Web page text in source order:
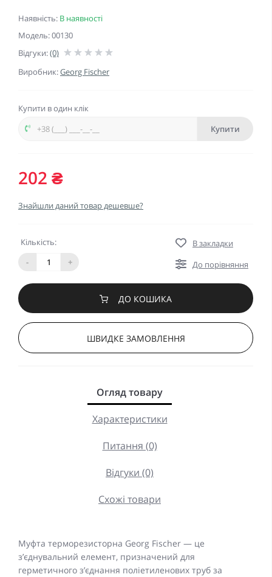
Наявність: В наявності
Модель: 00130
Відгуки:(0)
Виробник:Georg Fischer
Купити в один клік
Купити
202 ₴
Знайшли даний товар дешевше?
Кількість:
-
+
В закладки
До порівняння
ДО КОШИКА
ШВИДКЕ ЗАМОВЛЕННЯ
Огляд товару
Характеристики
Питання (0)
Відгуки (0)
Схожі товари
Муфта терморезисторна Georg Fischer — це
з’єднувальний елемент, призначений для
герметичного з’єднання поліетиленових труб за